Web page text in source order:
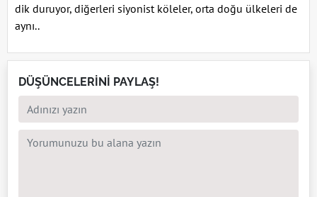
dik duruyor, diğerleri siyonist köleler, orta doğu ülkeleri de
aynı..
DÜŞÜNCELERİNİ PAYLAŞ!